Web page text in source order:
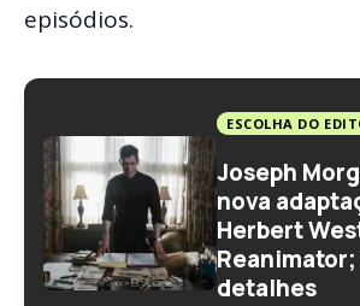
episódios.
ESCOLHA DO
Joseph
nova
Herbert
detalhes